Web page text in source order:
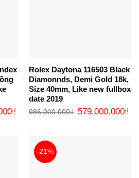
₫Giá
hiện
Rolex Daytona 116503 Black
Diamonnds, Demi Gold 18k,
Size 40mm, Like new fullbox
date 2019
986.000.000₫
Giá
gốc
579.000.000₫
-21%